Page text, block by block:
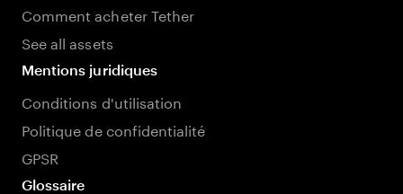
Comment acheter Tether
See all assets
Mentions juridiques
Conditions d'utilisation
Politique de confidentialité
GPSR
Glossaire